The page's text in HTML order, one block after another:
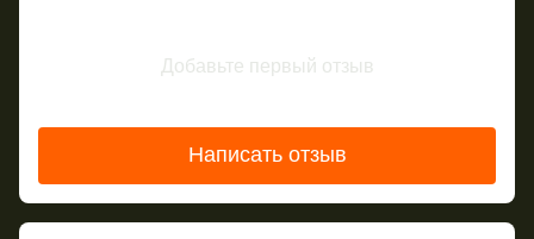
Добавьте первый отзыв
Написать отзыв